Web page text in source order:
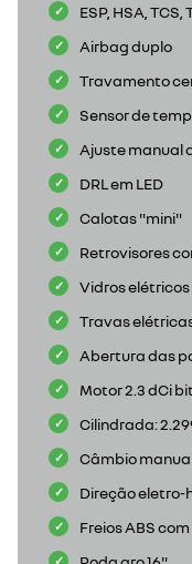
ESP, HSA, TCS,
Airbag duplo
Travamento
Sensor de
Ajuste manual
DRL em LED
Calotas "mini"
Retrovisores
Vidros elétricos
Travas
Abertura das
Motor 2.3 dCi
Cilindrada:
Câmbio
Direção eletro-
Freios ABS com